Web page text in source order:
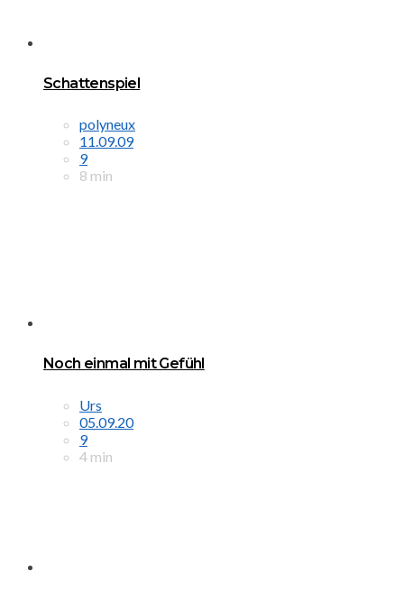
Schattenspiel
polyneux
11.09.09
9
8 min
Noch einmal mit Gefühl
Urs
05.09.20
9
4 min